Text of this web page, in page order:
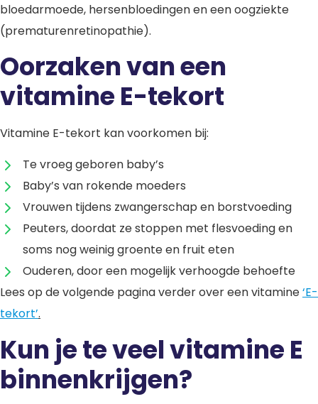
bloedarmoede, hersenbloedingen en een oogziekte
(prematurenretinopathie).
Oorzaken van een
vitamine E-tekort
Vitamine E-tekort kan voorkomen bij:
Te vroeg geboren baby’s
Baby’s van rokende moeders
Vrouwen tijdens zwangerschap en borstvoeding
Peuters, doordat ze stoppen met flesvoeding en
soms nog weinig groente en fruit eten
Ouderen, door een mogelijk verhoogde behoefte
Lees op de volgende pagina verder over een vitamine‘E-
tekort’.
Kun je te veel vitamine E
binnenkrijgen?